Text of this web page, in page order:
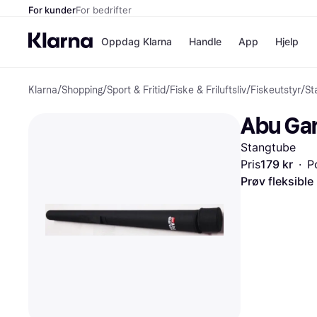
For kunderFor bedrifter
Oppdag Klarna
Betal nå
Betal i 3
Betal innen
Finansiering
Vipps
Handle
Butikker
kicks.no
App Hjelp
Klarna/Shopping/Sport & Fritid/Fiske & Friluftsliv/Fiskeutstyr/
Abu
Stangtube
Pris179 kr ·
Prøv